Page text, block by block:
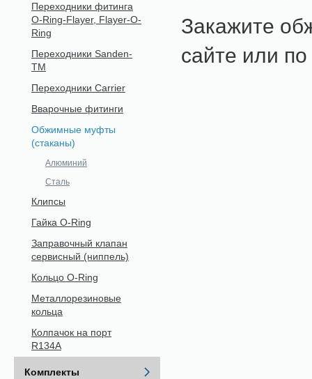
Закажите
сайте или
Переходники фитинга
O-Ring-Flayer, Flayer-O-
Ring
Переходники Sanden-
TM
Переходники Carrier
Вварочные фитинги
Обжимные муфты
(стаканы)
Алюминий
Сталь
Клипсы
Гайка O-Ring
Заправочный клапан
сервисный (ниппель)
Кольцо O-Ring
Металлорезиновые
кольца
Колпачок на порт
R134A
Комплекты